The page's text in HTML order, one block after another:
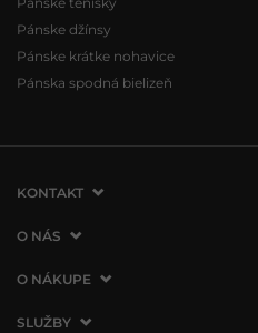
Pánske džínsy
Pánske krátke nohavice
Pánska spodná bielizeň
KONTAKT
VERMONT Services Slovakia s. r. o.
821 07 Bratislava
Slovenská republika
O NÁS
O spoločnosti
O NÁKUPE
Ako nakupovať
SLUŽBY